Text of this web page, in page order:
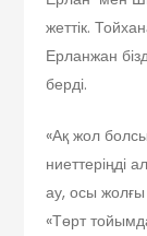
жеттік.
Ерланжан
берді.
«Ақ жол
ниеттеріңді
ау, осы
«Төрт